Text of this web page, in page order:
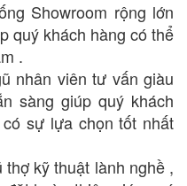
Showroom rộng lớn
quý khách hàng có thể
.
nhân viên tư vấn giàu
sàng giúp quý khách
sự lựa chọn tốt nhất
kỹ thuật lành nghề ,